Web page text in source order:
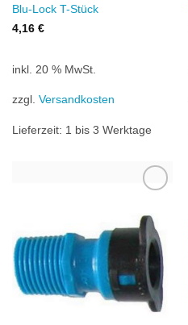
Blu-Lock T-Stück
4,16 €
inkl. 20 % MwSt.
zzgl. Versandkosten
Lieferzeit: 1 bis 3 Werktage
hinzufügen